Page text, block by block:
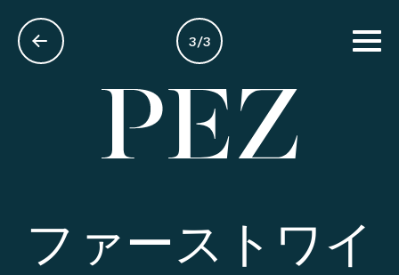
日本語 3/3
ファーストワイ